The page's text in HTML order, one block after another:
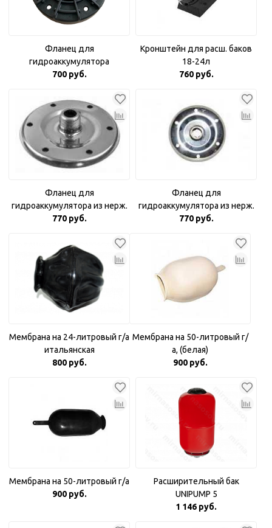
Фланец для
гидроаккумулятора
пластиковый 1"
700 руб.
Кронштейн для расш. баков
18-24л
760 руб.
Фланец для
гидроаккумулятора из нерж.
стали 3/4"
770 руб.
Фланец для
гидроаккумулятора из нерж.
стали 1"
770 руб.
Мембрана на 24-литровый г/а
итальянская
800 руб.
Мембрана на 50-литровый г/
а, (белая)
900 руб.
Мембрана на 50-литровый г/а
900 руб.
Расширительный бак
UNIPUMP 5
1 146 руб.